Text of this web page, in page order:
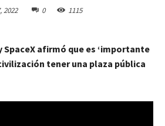
2022 0 1115
SpaceX afirmó que es ‘importante
tener una plaza pública